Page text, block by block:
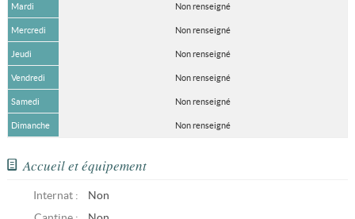
Mardi Non renseigné
Mercredi Non renseigné
Jeudi Non renseigné
Vendredi Non renseigné
Samedi Non renseigné
Dimanche Non renseigné
Accueil et équipement
Internat :
Non